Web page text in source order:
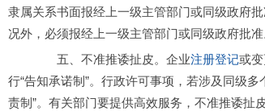
隶属关系书面报经上一级主管部门或同级政府
况外，必须报经上一级主管部门或同级政府批准
五、不准推诿扯皮。企业注册登记或
行“告知承诺制”。行政许可事项，若涉及同级
责制”。有关部门要提供高效服务，不准推诿扯皮